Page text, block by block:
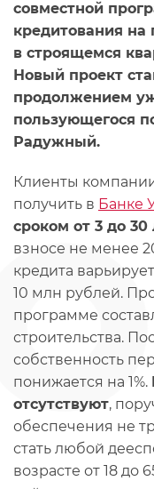
совместной
кредитования
в строящемся
Новый проект
продолжением
пользующегося
Радужный.
Клиенты
получить в Банке
сроком от 3 до 30
взносе не менее
кредита
10 млн рублей.
программе
строительства.
собственность
понижается на 1%.
отсутствуют,
обеспечения не
стать любой
возрасте от 18 до